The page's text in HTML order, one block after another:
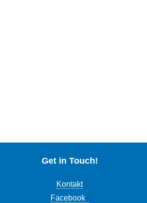
Get in Touch!
Kontakt
Facebook